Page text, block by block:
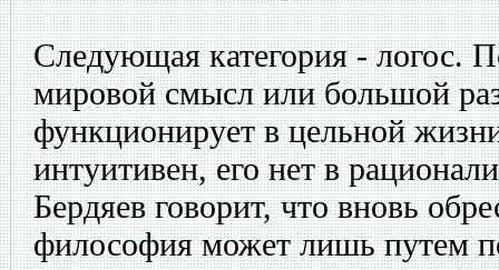
Следующая категория - логос.
мировой смысл или большой
функционирует в цельной
интуитивен, его нет в
Бердяев говорит, что вновь
философия может лишь путем